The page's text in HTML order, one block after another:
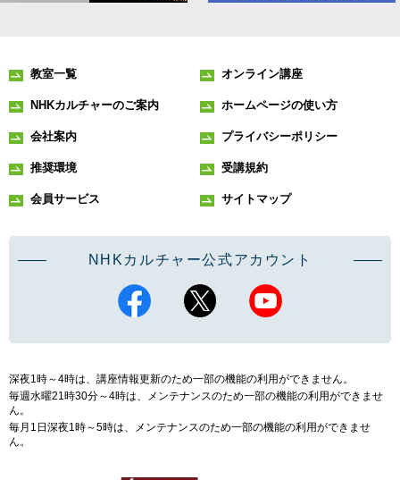
教室一覧 オンライン講座
NHKカルチャーのご案内 ホームページの使い方
会社案内 プライバシーポリシー
推奨環境 受講規約
会員サービス サイトマップ
NHKカルチャー公式アカウント
深夜1時～4時は、講座情報更新のため一部の機能の利用ができません。
毎週水曜21時30分～4時は、メンテナンスのため一部の機能の利用ができませ
ん。
毎月1日深夜1時～5時は、メンテナンスのため一部の機能の利用ができませ
ん。